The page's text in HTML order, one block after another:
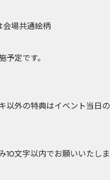
会場共通絵柄
定です。
以外の特典はイベント当日の
10文字以内でお願いいたしま